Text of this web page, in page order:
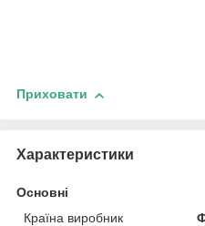
Приховати
Характеристики
Основні
Країна виробник